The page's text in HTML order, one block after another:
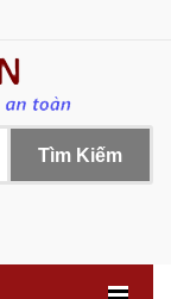
Tìm Kiếm